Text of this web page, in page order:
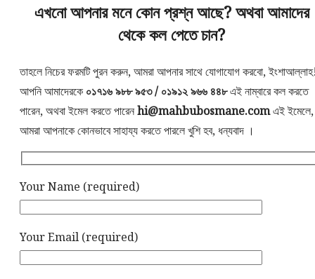
এখনো আপনার মনে কোন প্রশ্ন আছে? অথবা আমাদের
থেকে কল পেতে চান?
তাহলে নিচের ফরমটি পুরন করুন, আমরা আপনার সাথে যোগাযোগ করবো,
আপনি আমাদেরকে ০১৭১৬ ৯৮৮ ৯৫৩ / ০১৯১২ ৯৬৬ ৪৪৮এই নাম্বারে কল করতে
পারেন, অথবা ইমেল করতে পারেনhi@mahbubosmane.comএই ইমেলে,
আমরা আপনাকে কোনভাবে সাহায্য করতে পারলে খুশি হব, ধন্যবাদ ।
Your Name (required)
Your Email (required)